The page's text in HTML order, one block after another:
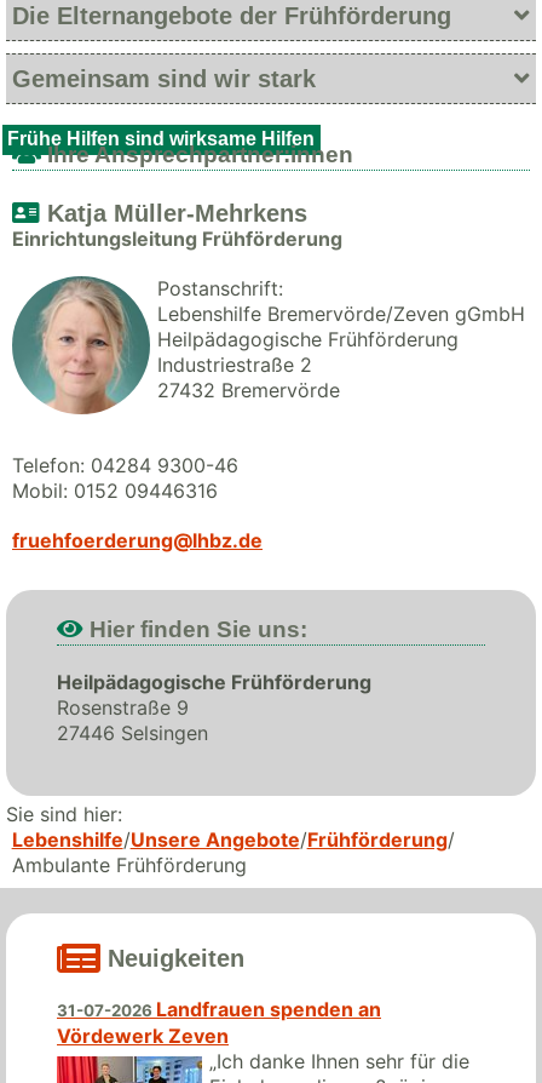
Frühe Hilfen sind wirksame Hilfen
Die Elternangebote der Frühförderung
Gemeinsam sind wir stark
Ihre Ansprechpartner:innen
Katja Müller-Mehrkens
Einrichtungsleitung Frühförderung
Postanschrift:
Lebenshilfe Bremervörde/Zeven gGmbH
Heilpädagogische Frühförderung
Industriestraße 2
27432 Bremervörde
Telefon: 04284 9300-46
Mobil: 0152 09446316
fruehfoerderung@lhbz.de
Hier finden Sie uns:
Heilpädagogische Frühförderung
Rosenstraße 9
27446 Selsingen
Sie sind hier:
Lebenshilfe Unsere Angebote Frühförderung
Ambulante Frühförderung
Neuigkeiten
31-07-2026 Landfrauen spenden an
Vördewerk Zeven
„Ich danke Ihnen sehr für die